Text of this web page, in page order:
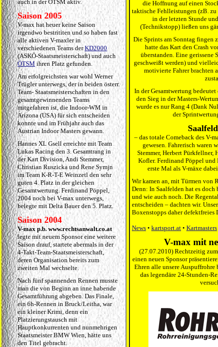
auch in der ÖTSM aktiv.
Saison 2005
V-max hat heuer keine Saison
irgendwo bestrititen und so haben fast
alle aktiven V-maxler in
verschiedenen Teams derKD2000
(ASKÖ-Staatsmeisterschaft) und auch
ÖTSM ihren Platz gefunden.
Am erfolgreichsten war wohl Werner
Trügler unterwegs, der in beiden österr.
Team- Staatsmeisterschaften in den
gesamtgewinnenden Teams
mitgefahren ist, die Indoor-WM in
Arizona (USA) für sich entscheiden
konnte und im Frühjahr auch das
Austrian Indoor Masters gewann.
Hannes XL Gsell erreichte mit Team
Lukas Racing den 3. Gesamtrang in
der Kart Division, Andi Stemmer,
Christian Ruszicka und Rene Symjn
im Team K-R-T-E Weinzetl den sehr
guten 4. Platz in der gleichen
Gesamtwertung. Ferdinand Pöppel,
2004 noch bei V-max unterwegs,
belegte mit Delta Bauer den 5. Platz.
Saison 2004
V-max p.b. www.rechtsanwalt.co.at
legte mit neuem Sponsor eine weitere
Saison drauf, startete abermals in der
4-Takt-Team-Staatsmeisterschaft,
deren Organisation bereits zum
zweiten Mal wechselte.
Nach fünf spannenden Rennen musste
man die von Beginn an inne habende
Gesamtführung abgeben. Das Finale,
ein 6h-Rennen in Bruck/Leitha, war
ein kleiner Krimi, denn ein
Platzierungstausch mit
Hauptkonkurrenten und nunmehrigen
Staatsmeister BMW Wien, hätte uns
den Titel gebracht.
die Hoffnung auf einen
taktische Fehlleistungen (zB.
in der letzten Stunde
(Technikstopp) ließen uns
Die Sprints am Sonntag fingen
hatte das Kart den Crash
überstanden. Eine gerissene
geschweißt werden) und
motivierte Fahrer brachten
In der Gesamtwertung
den Sieg in der Masters-
wurde es nur Rang 4 (Dank
der
– das totale Comeback des V-
gewesen. Fahrerisch waren
Stemmer, Herbert Pürkfellner,
Kofler. Ferdinand Pöppel
erste Mal als V-mäxe
Wir kamen an, mit Türmen von
Denn: In Saalfelden hat es
und wie auch noch. Die
entscheiden – dachten wir.
Boxenstopps daher defektfreies
News • kartsport.at • Kartmasters
V-max mit
(27.07.2010) Rechtzeitig
einen neuen Sponsor
Ehren alle unsere Auspuffrohre
das legendäre 24-Stunden-